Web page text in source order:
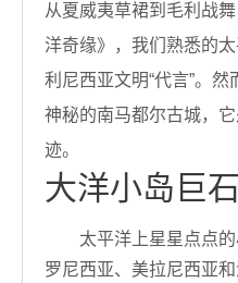
从夏威夷草裙到毛利战
洋奇缘》，我们熟悉的
利尼西亚文明“代言”。
神秘的南马都尔古城，
迹。
大洋小岛巨
太平洋上星星点点
罗尼西亚、美拉尼西亚